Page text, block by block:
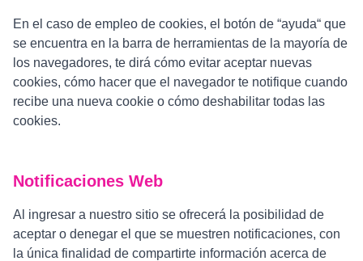
En el caso de empleo de cookies, el botón de “ayuda“ que
se encuentra en la barra de herramientas de la mayoría de
los navegadores, te dirá cómo evitar aceptar nuevas
cookies, cómo hacer que el navegador te notifique cuando
recibe una nueva cookie o cómo deshabilitar todas las
cookies.
Notificaciones Web
Al ingresar a nuestro sitio se ofrecerá la posibilidad de
aceptar o denegar el que se muestren notificaciones, con
la única finalidad de compartirte información acerca de